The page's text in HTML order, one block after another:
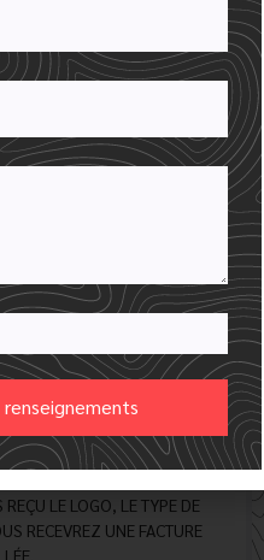
VOS MAQUETTES
GRATUITE AVEC
ET PAYER LA FACTURE
LE LOGO, LE TYPE DE
RECEVREZ UNE FACTURE